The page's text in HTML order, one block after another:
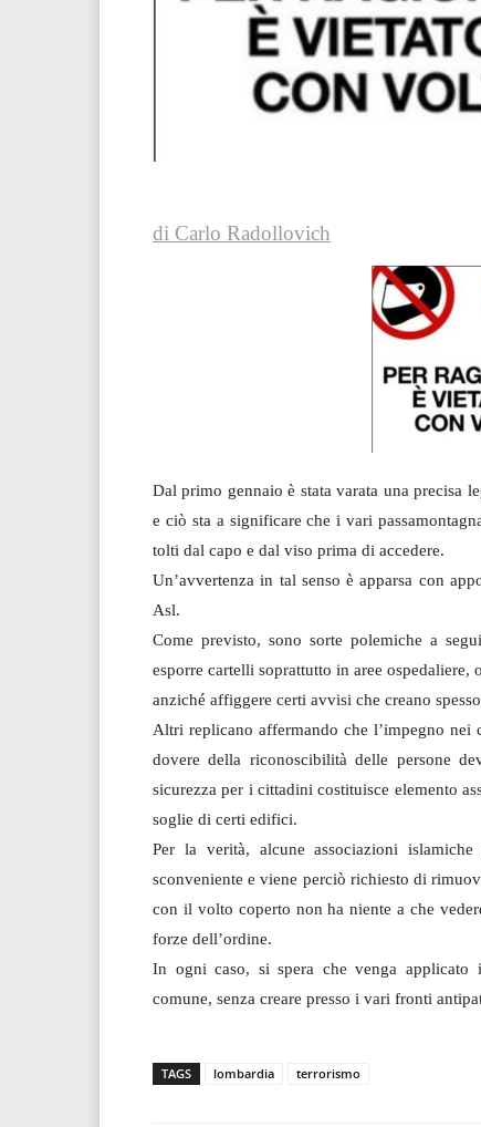
di Carlo Radollovich
Dal primo gennaio è stata varata una precisa
e ciò sta a significare che i vari
tolti dal capo e dal viso prima di accedere.
Un’avvertenza in tal senso è apparsa con
Asl.
Come previsto, sono sorte polemiche a
esporre cartelli soprattutto in aree
anziché affiggere certi avvisi che creano
Altri replicano affermando che l’impegno nei
dovere della riconoscibilità delle persone
sicurezza per i cittadini costituisce elemento
soglie di certi edifici.
Per la verità, alcune associazioni
sconveniente e viene perciò richiesto di
con il volto coperto non ha niente a che
forze dell’ordine.
In ogni caso, si spera che venga applicato
comune, senza creare presso i vari fronti
TAGS lombardia terrorismo